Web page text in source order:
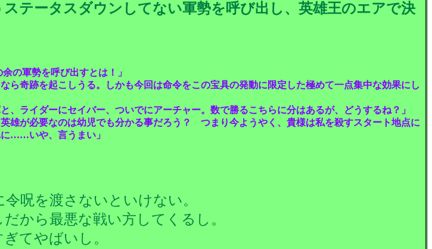
テータスダウンしてない軍勢を呼び出し、英雄王のエアで決
の軍勢を呼び出すとは！」
ら奇跡を起こしうる。しかも今回は命令をこの宝具の発動に限定した極めて一点集中な効果にし
イダーにセイバー、ついでにアーチャー。数で勝るこちらに分はあるが、どうするね？」
が必要なのは幼児でも分かる事だろう？ つまり今ようやく、貴様は私を殺すスタート地点に
……いや、言うまい」
呪を渡さないといけない。
から最悪な戦い方してくるし。
てやばいし。